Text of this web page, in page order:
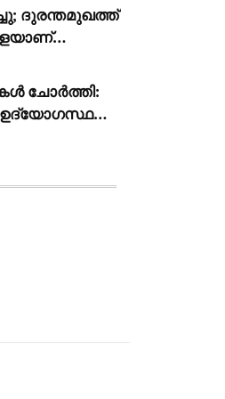
ദുരന്തമുഖത്ത്
വിജയൻ
ചോർത്തി:
ഉദ്യോഗസ്ഥൻ